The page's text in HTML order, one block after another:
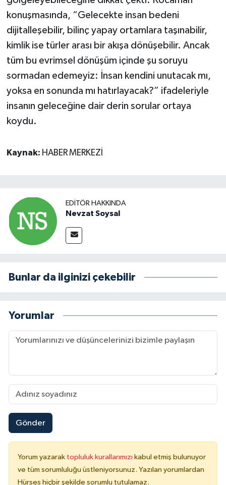
konuşmasında, “Gelecekte insan bedeni
dijitalleşebilir, bilinç yapay ortamlara taşınabilir,
kimlik ise türler arası bir akışa dönüşebilir. Ancak
tüm bu evrimsel dönüşüm içinde şu soruyu
sormadan edemeyiz: İnsan kendini unutacak mı,
yoksa en sonunda mı hatırlayacak?” ifadeleriyle
insanın geleceğine dair derin sorular ortaya
koydu.
Kaynak: HABER MERKEZİ
EDITÖR HAKKINDA
Nevzat Soysal
Bunlar da ilginizi çekebilir
Yorumlar
Gönder
Yorum yazarak topluluk kurallarımızı kabul etmiş bulunuyor
ve tüm sorumluluğu üstleniyorsunuz. Yazılan yorumlardan
Hürses hiçbir şekilde sorumlu tutulamaz.